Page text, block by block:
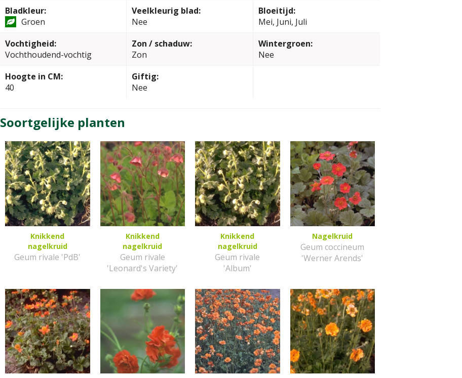
Bladkleur:
Groen
Veelkleurig blad:
Nee
Bloeitijd:
Mei, Juni, Juli
Vochtigheid:
Vochthoudend-vochtig
Zon / schaduw:
Zon
Wintergroen:
Nee
Hoogte in CM:
40
Giftig:
Nee
Soortgelijke planten
Knikkend
nagelkruid
Geum rivale 'PdB'
Knikkend
nagelkruid
Geum rivale
'Leonard's Variety'
Knikkend
nagelkruid
Geum rivale
'Album'
Nagelkruid
Geum coccineum
'Werner Arends'